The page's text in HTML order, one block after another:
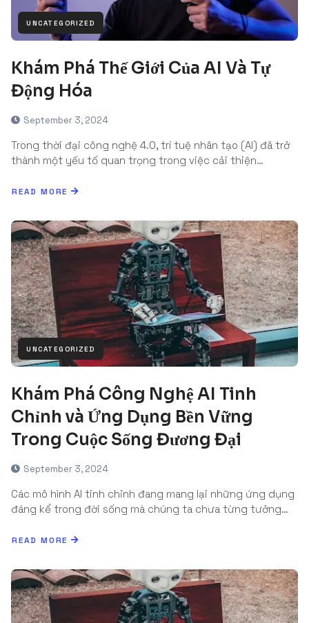
UNCATEGORIZED
Khám Phá Thế Giới Của AI Và Tự
Động Hóa
September 3, 2024
Trong thời đại công nghệ 4.0, trí tuệ nhân tạo (AI) đã trở
thành một yếu tố quan trọng trong việc cải thiện…
READ MORE
UNCATEGORIZED
Khám Phá Công Nghệ AI Tinh
Chỉnh và Ứng Dụng Bền Vững
Trong Cuộc Sống Đương Đại
September 3, 2024
Các mô hình AI tinh chỉnh đang mang lại những ứng dụng
đáng kể trong đời sống mà chúng ta chưa từng tưởng…
READ MORE